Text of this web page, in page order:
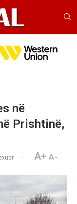
në
Prishtinë,
A+ A-